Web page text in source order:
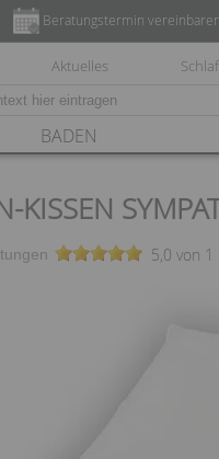
Beratungstermin vereinbaren
Aktuelles
BADEN
KISSEN
5,0 von 1